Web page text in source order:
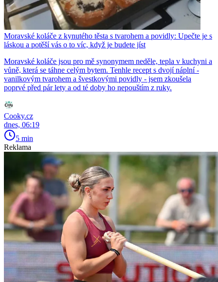
Moravské koláče z kynutého těsta s tvarohem a povidly: Upečte je s
láskou a potěší vás o to víc, když je budete jíst
Moravské koláče jsou pro mě synonymem neděle, tepla v kuchyni a
vůně, která se táhne celým bytem. Tenhle recept s dvojí náplní -
vanilkovým tvarohem a švestkovými povidly - jsem zkoušela
poprvé před pár lety a od té doby ho nepouštím z ruky.
Cooky.cz
dnes, 06:19
5 min
Reklama